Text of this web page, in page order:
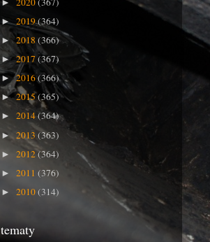
►
► 2019(364)
►2018 (366)
► 2017(367)
►2016(366)
►2015(365)
► 2014(364)
► 2013 (363)
► 2012(364)
► 2011 (376)
► 2010(314)
tematy